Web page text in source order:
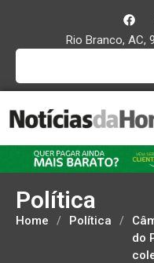
Rio Branco, AC,
Política
Home / Política /
do